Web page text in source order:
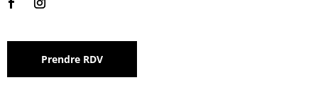
Prendre RDV